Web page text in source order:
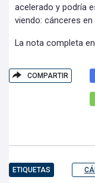
acelerado y podría
viendo: cánceres
La nota completa en
COMPARTIR
ETIQUETAS